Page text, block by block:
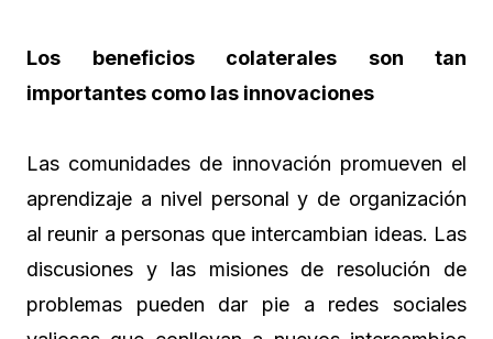
Los beneficios colaterales son tan
importantes como las innovaciones
Las comunidades de innovación promueven el
aprendizaje a nivel personal y de organización
al reunir a personas que intercambian ideas. Las
discusiones y las misiones de resolución de
problemas pueden dar pie a redes sociales